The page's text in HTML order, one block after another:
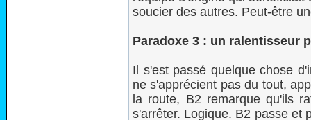
soucier des autres. Peut-être
Paradoxe 3 : un ralentisseur
Il s'est passé quelque chose
ne s'apprécient pas du tout,
la route, B2 remarque qu'ils
s'arrêter. Logique. B2 passe et